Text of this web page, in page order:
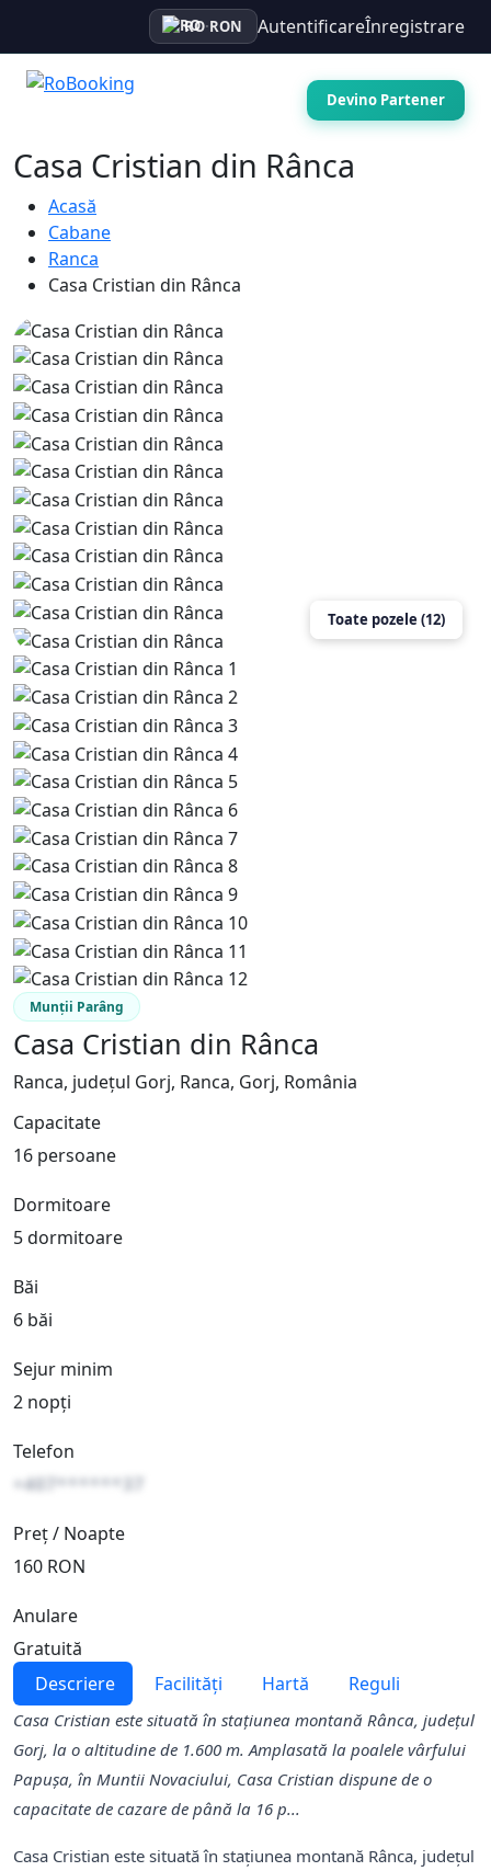
RO·RON AutentificareÎnregistrare
Devino Partener
Casa Cristian din Rânca
Acasă
Cabane
Ranca
Casa Cristian din Rânca
Toate pozele (12)
Munții Parâng
Casa Cristian din Rânca
Ranca, județul Gorj, Ranca, Gorj, România
Capacitate
16 persoane
Dormitoare
5 dormitoare
Băi
6 băi
Sejur minim
2 nopți
Telefon
+407******37
Preț / Noapte
160 RON
Anulare
Gratuită
Descriere
Facilități Hartă Reguli
Casa Cristian este situată în stațiunea montană Rânca, județul
Gorj, la o altitudine de 1.600 m. Amplasată la poalele vârfului
Papușa, în Muntii Novaciului, Casa Cristian dispune de o
capacitate de cazare de până la 16 p...
Casa Cristian este situată în stațiunea montană Rânca, județul